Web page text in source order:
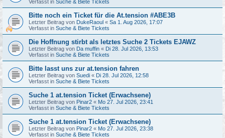
Verfasst in Suche & Biete Tickets
Bitte noch ein Ticket für die At.tension #ABE3B
Letzter Beitrag von DukeRaoul « Sa 1. Aug 2026, 17:07
Verfasst in Suche & Biete Tickets
Die Hoffnung stirbt als letztes Suche 2 Tickets EJAWZ
Letzter Beitrag von Da muffin « Di 28. Jul 2026, 13:53
Verfasst in Suche & Biete Tickets
Bitte lasst uns zur at.tension fahren
Letzter Beitrag von Suedi « Di 28. Jul 2026, 12:58
Verfasst in Suche & Biete Tickets
Suche 1 at.tension Ticket (Erwachsene)
Letzter Beitrag von Pinar2 « Mo 27. Jul 2026, 23:41
Verfasst in Suche & Biete Tickets
Suche 1 at.tension Ticket (Erwachsene)
Letzter Beitrag von Pinar2 « Mo 27. Jul 2026, 23:38
Verfasst in Suche & Biete Tickets